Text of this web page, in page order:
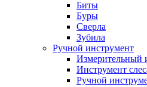
Биты
Буры
Сверла
Зубила
Ручной инструмент
Измерительный
Инструмент
Ручной